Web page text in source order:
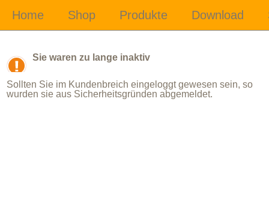
Sie waren zu lange inaktiv
Sollten Sie im Kundenbreich eingeloggt gewesen sein, so
wurden sie aus Sicherheitsgründen abgemeldet.